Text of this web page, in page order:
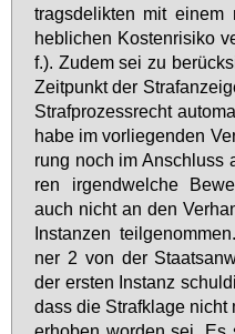
trags­de­lik­ten mit
heb­li­chen Kos­ten­ri­si­ko
f.). Zu­dem sei zu
Zeit­punkt der
Straf­pro­zess­recht
ha­be im vor­lie­gen­den
rung noch im An­schluss
ren ir­gend­wel­che
auch nicht an den
In­stan­zen
ner 2 von der
der ers­ten In­stanz
dass die Straf­kla­ge nicht